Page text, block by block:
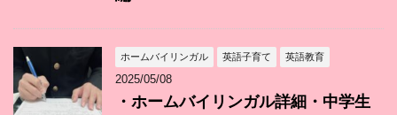
ホームバイリンガル 英語子育て 英語教育
2025/05/08
・ホームバイリンガル詳細・中学生